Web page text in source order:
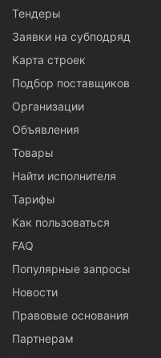
Тендеры
Заявки на субподряд
Карта строек
Подбор поставщиков
Организации
Объявления
Товары
Найти исполнителя
Тарифы
Как пользоваться
FAQ
Популярные запросы
Новости
Правовые основания
Партнерам